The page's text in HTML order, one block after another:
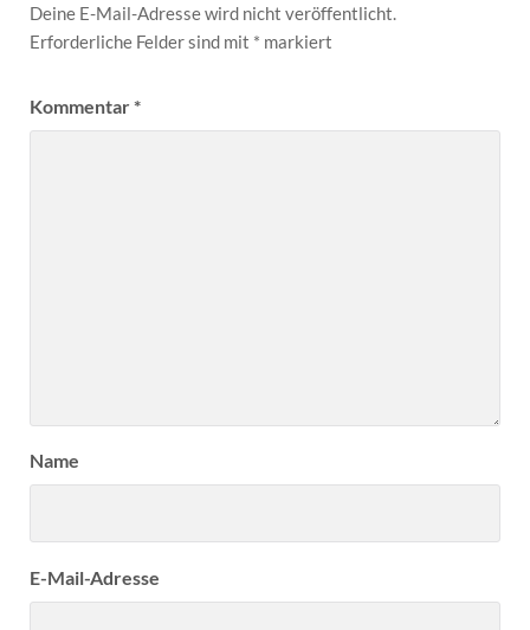
Deine E-Mail-Adresse wird nicht veröffentlicht.
Erforderliche Felder sind mit * markiert
Kommentar*
Name
E-Mail-Adresse